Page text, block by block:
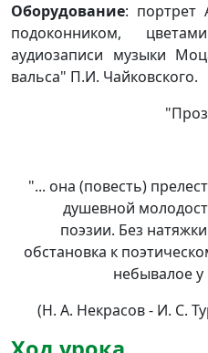
Оборудование: портрет
подоконником,
аудиозаписи музыки
вальса" П.И. Чайковского.
"... она (повесть)
душевной
поэзии. Без
обстановка к
небывалое у
(Н. А. Некрасов - И. С.